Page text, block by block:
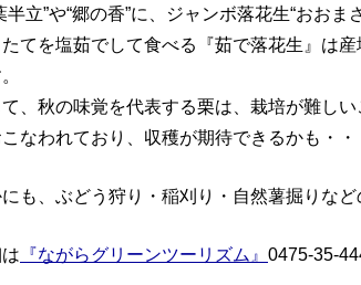
半立”や“郷の香”に、ジャンボ落花生“おおま
てを塩茹でして食べる『茹で落花生』は
、秋の味覚を代表する栗は、栽培が難し
こなわれており、収穫が期待できるかも・・
も、ぶどう狩り・稲刈り・自然薯掘りなど
『ながらグリーンツーリズム』 0475-35-